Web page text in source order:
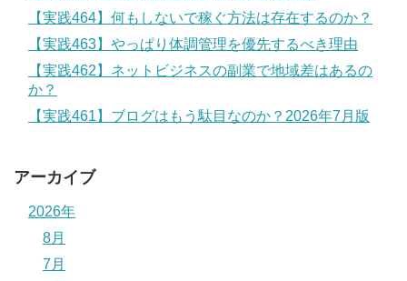
【実践464】何もしないで稼ぐ方法は存在するのか？
【実践463】やっぱり体調管理を優先するべき理由
【実践462】ネットビジネスの副業で地域差はあるの
か？
【実践461】ブログはもう駄目なのか？2026年7月版
アーカイブ
2026年
8月
7月